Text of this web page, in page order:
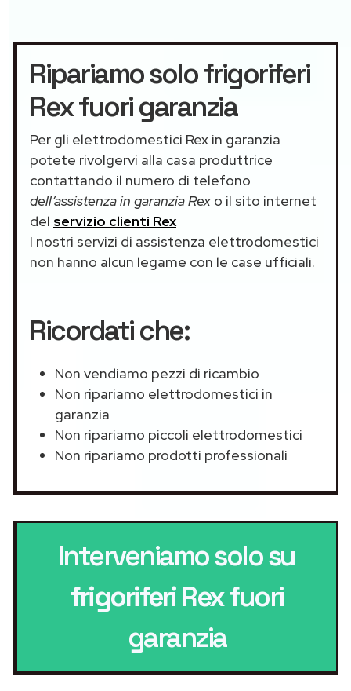
Ripariamo solo frigoriferi
Rex fuori garanzia
Per gli elettrodomestici Rex in garanzia
potete rivolgervi alla casa produttrice
contattando il numero di telefono
dell’assistenza in garanzia Rex o il sito internet
del servizio clienti Rex
I nostri servizi di assistenza elettrodomestici
non hanno alcun legame con le case ufficiali.
Ricordati che:
Non vendiamo pezzi di ricambio
Non ripariamo elettrodomestici in
garanzia
Non ripariamo piccoli elettrodomestici
Non ripariamo prodotti professionali
Interveniamo solo su
frigoriferi Rexfuori
garanzia